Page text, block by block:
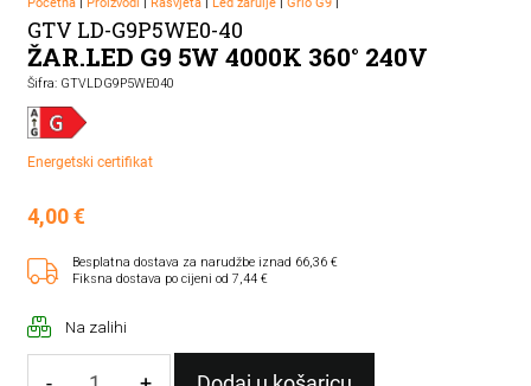
GTV LD-G9P5WE0-40
ŽAR.LED G9 5W 4000K 360° 240V
Šifra: GTVLDG9P5WE040
Energetski certifikat
4,00€
Besplatna dostava za narudžbe iznad 66,36 €
Fiksna dostava po cijeni od 7,44 €
Na zalihi